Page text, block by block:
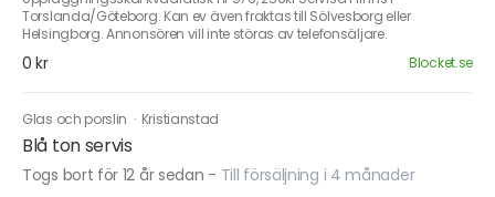
Torslanda/Göteborg. Kan ev även fraktas till Sölvesborg eller
Helsingborg. Annonsören vill inte störas av telefonsäljare.
0 kr Blocket.se
Glas och porslin · Kristianstad
Blå ton servis
Togs bort för 12 år sedan - Till försäljning i 4 månader